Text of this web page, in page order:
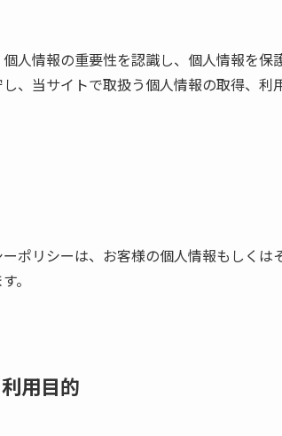
人情報の重要性を認識し、個人情報を
、当サイトで取扱う個人情報の取得、利
ポリシーは、お客様の個人情報もしく
。
用目的